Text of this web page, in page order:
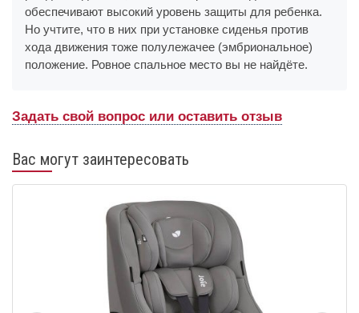
обеспечивают высокий уровень защиты для ребенка.
Но учтите, что в них при установке сиденья против
хода движения тоже полулежачее (эмбриональное)
положение. Ровное спальное место вы не найдёте.
Задать свой вопрос или оставить отзыв
Вас могут заинтересовать